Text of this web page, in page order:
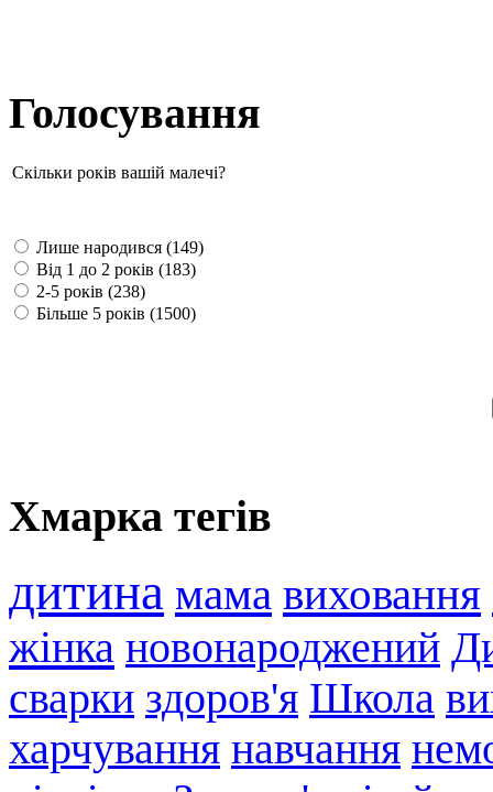
Голосування
Скільки років вашій малечі?
Лише народився (149)
Від 1 до 2 років (183)
2-5 років (238)
Більше 5 років (1500)
Хмарка тегів
дитина мама виховання
жінка новонароджений
сварки здоров'я Школа
харчування навчання